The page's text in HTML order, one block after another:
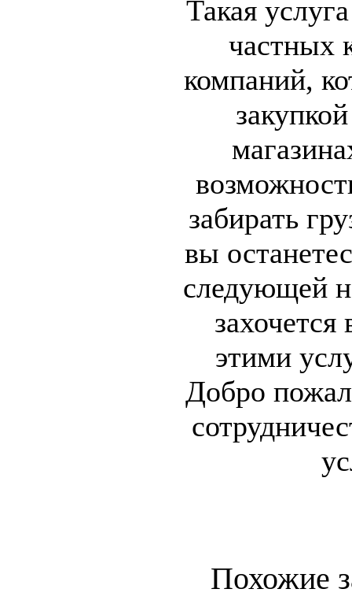
Такая
частных
компаний,
забирать
вы
следующей
захочется
этими
Добро
Похожие